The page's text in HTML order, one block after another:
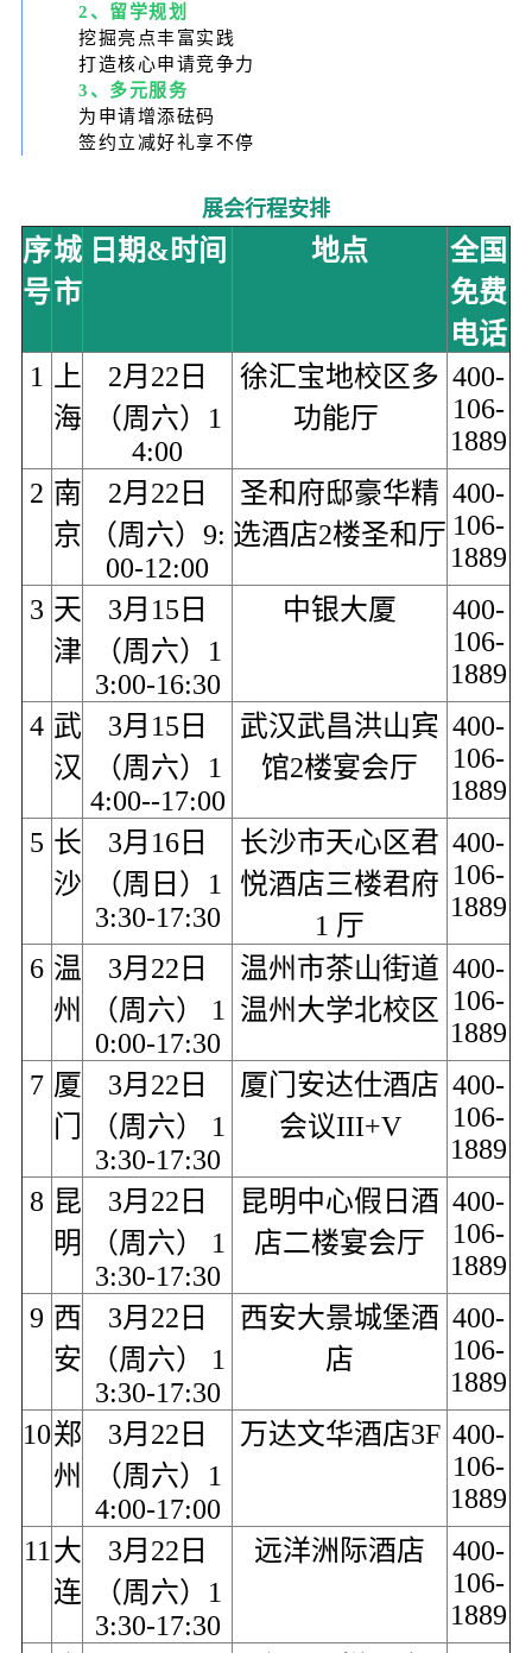
2、留学规划
挖掘亮点丰富实践
打造核心申请竞争力
3、多元服务
为申请增添砝码
签约立减好礼享不停
展会行程安排
序
号
城
市
日期&时间 地点
全国
免费
电话
1
上
海
2月22日
（周六）1
4:00
徐汇宝地校区多
功能厅
400-
106-
1889
2 南
京
2月22日
（周六）9:
00-12:00
圣和府邸豪华精
选酒店2楼圣和厅
400-
106-
1889
3 天
津
3月15日
（周六）1
3:00-16:30
中银大厦
400-
106-
1889
4 武
汉
3月15日
（周六）1
4:00--17:00
武汉武昌洪山宾
馆2楼宴会厅
400-
106-
1889
5 长
沙
3月16日
（周日）1
3:30-17:30
长沙市天心区君
悦酒店三楼君府
1 厅
400-
106-
1889
6 温
州
3月22日
（周六） 1
0:00-17:30
温州市茶山街道
温州大学北校区
400-
106-
1889
7 厦
门
3月22日
（周六） 1
3:30-17:30
厦门安达仕酒店
会议III+V
400-
106-
1889
8 昆
明
3月22日
（周六） 1
3:30-17:30
昆明中心假日酒
店二楼宴会厅
400-
106-
1889
9 西
安
3月22日
（周六） 1
3:30-17:30
西安大景城堡酒
店
400-
106-
1889
10郑
州
3月22日
（周六）1
4:00-17:00
万达文华酒店3F 400-
106-
1889
11 大
连
3月22日
（周六）1
3:30-17:30
远洋洲际酒店
400-
106-
1889